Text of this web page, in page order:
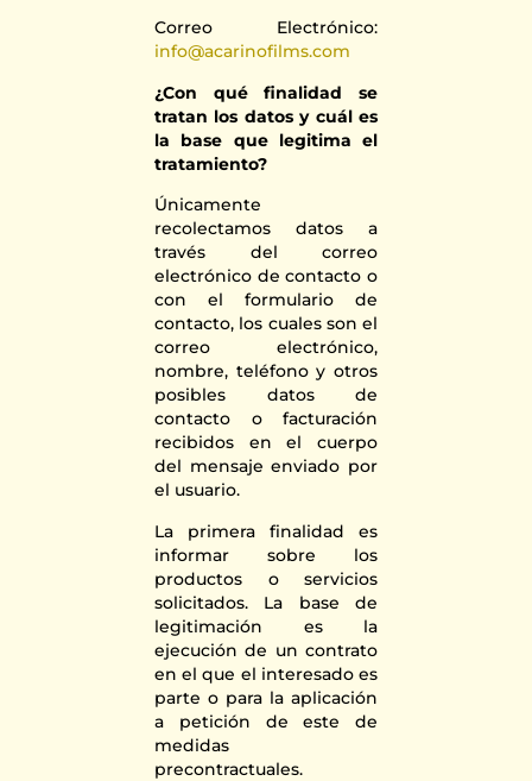
Correo Electrónico:
info@acarinofilms.com
¿Con qué finalidad se
tratan los datos y cuál es
la base que legitima el
tratamiento?
Únicamente
recolectamos datos a
través del correo
electrónico de contacto o
con el formulario de
contacto, los cuales son el
correo electrónico,
nombre, teléfono y otros
posibles datos de
contacto o facturación
recibidos en el cuerpo
del mensaje enviado por
el usuario.
La primera finalidad es
informar sobre los
productos o servicios
solicitados. La base de
legitimación es la
ejecución de un contrato
en el que el interesado es
parte o para la aplicación
a petición de este de
medidas
precontractuales.